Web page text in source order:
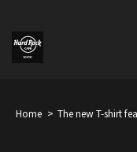
Home The new T-shirt